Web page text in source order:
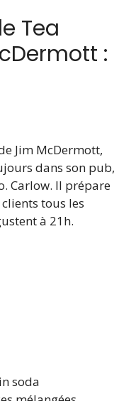
Tea
:
Jim McDermott,
dans son pub,
Carlow. Il prépare
tous les
à 21h.
soda